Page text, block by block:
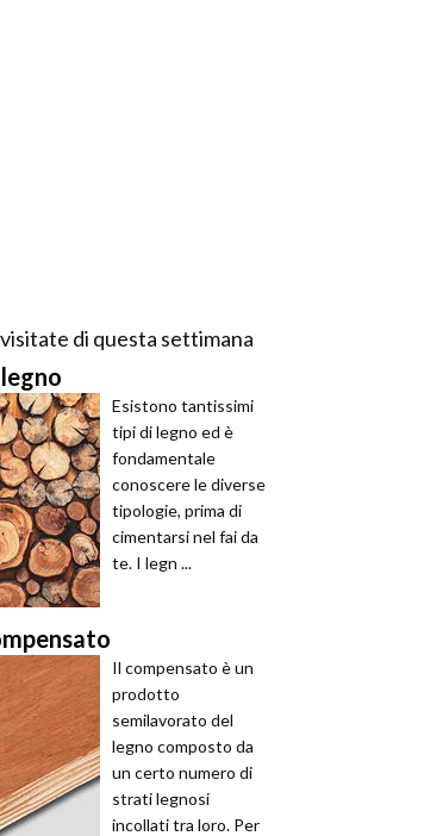
di questa settimana
Esistono tantissimi
tipi di legno ed è
fondamentale
conoscere le diverse
tipologie, prima di
cimentarsi nel fai da
te. I legn ...
Il compensato è un
prodotto
semilavorato del
legno composto da
un certo numero di
strati legnosi
incollati tra loro. Per